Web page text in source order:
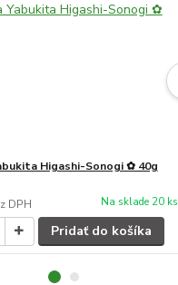
Higashi-Sonogi ✿ 40g
DPH Na sklade 20 ks
Pridať do košíka